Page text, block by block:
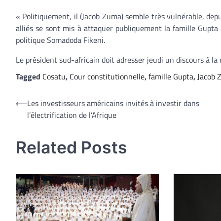
« Politiquement, il (Jacob Zuma) semble très vulnérable,
alliés se sont mis à attaquer publiquement la famille
politique Somadoda Fikeni.
Le président sud-africain doit adresser jeudi un discours à
Tagged Cosatu, Cour constitutionnelle,famille Gupta,Jacob
Navigation
⟵Les investisseurs américains invités à investir dans
l’électrification de l’Afrique
Related Posts